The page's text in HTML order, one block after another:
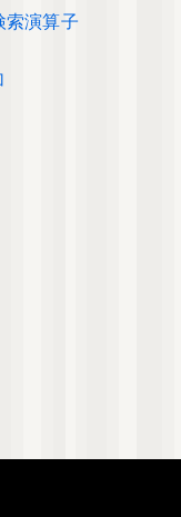
演算子